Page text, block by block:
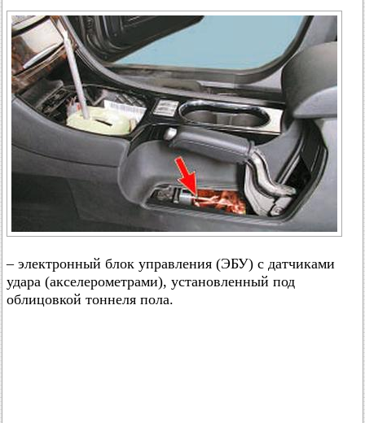
– электронный блок управления (ЭБУ) с датчиками
удара (акселерометрами), установленный под
облицовкой тоннеля пола.